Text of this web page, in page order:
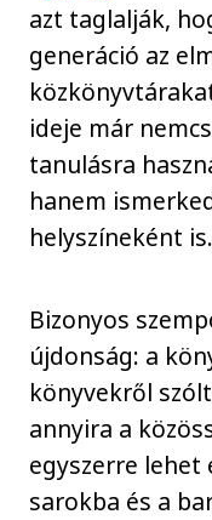
azt taglalják,
generáció az
ideje már
tanulásra
hanem
helyszíneként is.
Bizonyos
újdonság: a
könyvekről
annyira a
egyszerre lehet
sarokba és a